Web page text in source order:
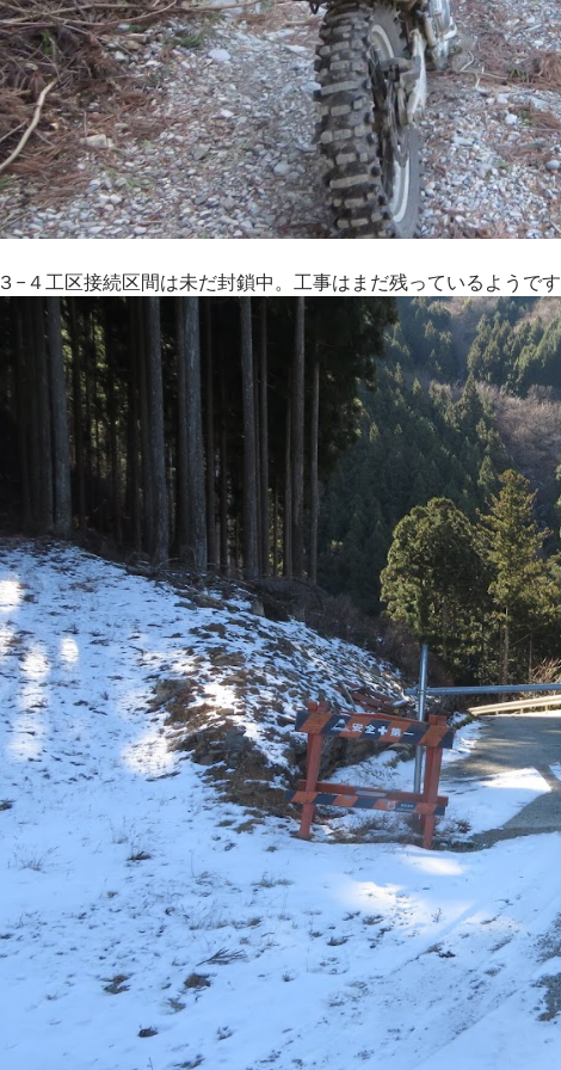
３−４工区接続区間は未だ封鎖中。工事はまだ残っているようです